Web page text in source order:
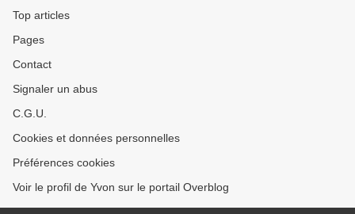
Top articles
Pages
Contact
Signaler un abus
C.G.U.
Cookies et données personnelles
Préférences cookies
Voir le profil de Yvon sur le portail Overblog